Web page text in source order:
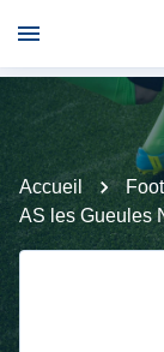
Accueil
AS les Gueules